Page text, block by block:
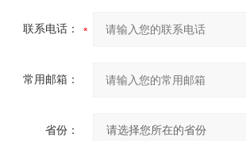
联系电话：
常用邮箱：
省份：